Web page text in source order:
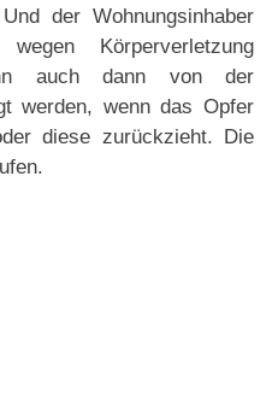
der Wohnungsinhaber
Körperverletzung
auch dann von der
werden, wenn das Opfer
diese zurückzieht. Die